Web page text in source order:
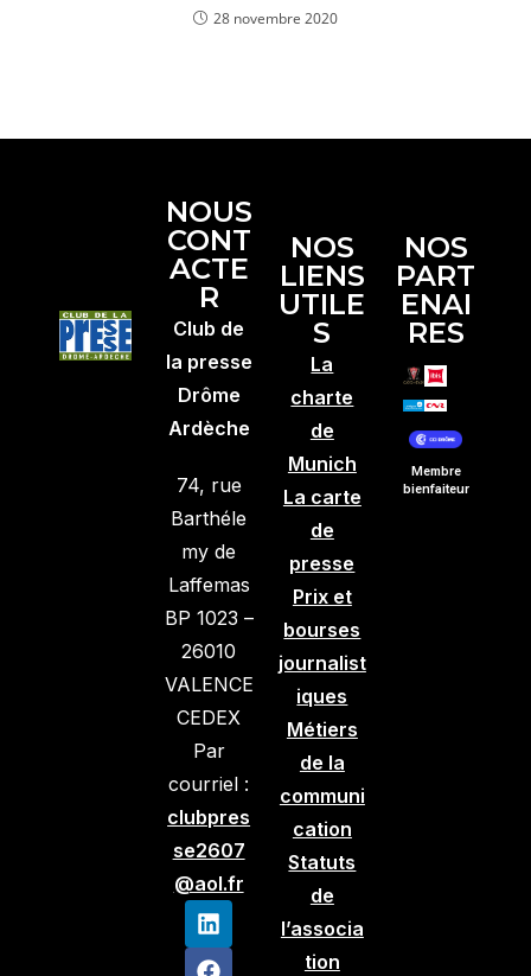
28 novembre 2020
NOUS
CONT
ACTE
R
Club de
la presse
Drôme
Ardèche
74, rue
Barthéle
my de
Laffemas
BP 1023 –
26010
VALENCE
CEDEX
Par
courriel :
clubpres
se2607
@aol.fr
NOS
LIENS
UTILE
S
La
charte
de
Munich
La carte
de
presse
Prix et
bourses
journalist
iques
Métiers
de la
communi
cation
Statuts
de
l’associa
tion
NOS
PART
ENAI
RES
Membre
bienfaiteur